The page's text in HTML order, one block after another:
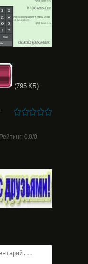
(795 КБ)
:
Рейтинг: 0.0/0